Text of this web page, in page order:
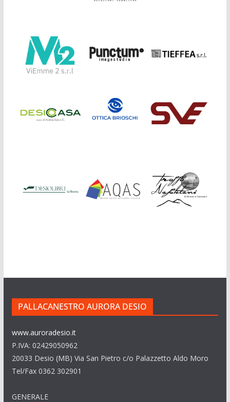
PALLACANESTRO AURORA DESIO
www.auroradesio.it
P.IVA: 02429050962
20033 Desio (MB) Via San Pietro c/o Palazzetto Aldo Moro
Tel/Fax 0362 302901
GENERALE